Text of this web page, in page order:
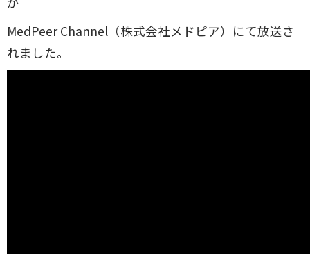
MedPeer Channel（株式会社メドピア）にて放送さ
れました。